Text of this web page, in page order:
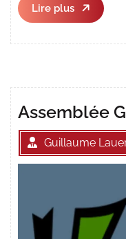
Lire plus
Lire
plus
Assemblée
Guillaume